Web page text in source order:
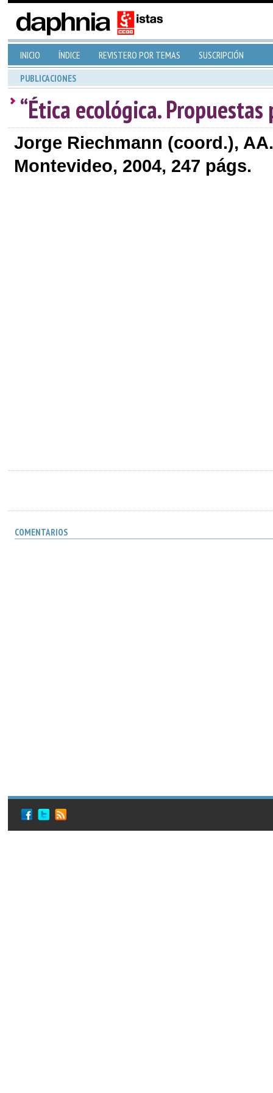
INICIO ÍNDICE REVISTERO POR TEMAS SUSCRIPCIÓN
PUBLICACIONES
“Ética ecológica.
Jorge Riechmann (coord.),
Montevideo, 2004, 247 págs.
COMENTARIOS